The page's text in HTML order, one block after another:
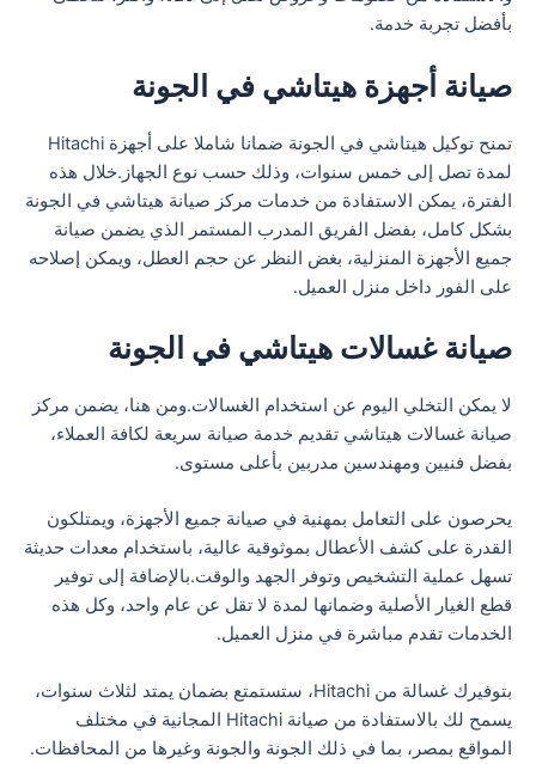
بأفضل تجربة خدمة.
صيانة أجهزة هيتاشي في الجونة
تمنح توكيل هيتاشي في الجونة ضمانا شاملا على أجهزة Hitachi
لمدة تصل إلى خمس سنوات، وذلك حسب نوع الجهاز.خلال هذه
الفترة، يمكن الاستفادة من خدمات مركز صيانة هيتاشي في الجونة
بشكل كامل، بفضل الفريق المدرب المستمر الذي يضمن صيانة
جميع الأجهزة المنزلية، بغض النظر عن حجم العطل، ويمكن إصلاحه
على الفور داخل منزل العميل.
صيانة غسالات هيتاشي في الجونة
لا يمكن التخلي اليوم عن استخدام الغسالات.ومن هنا، يضمن مركز
صيانة غسالات هيتاشي تقديم خدمة صيانة سريعة لكافة العملاء،
بفضل فنيين ومهندسين مدربين بأعلى مستوى.
يحرصون على التعامل بمهنية في صيانة جميع الأجهزة، ويمتلكون
القدرة على كشف الأعطال بموثوقية عالية، باستخدام معدات حديثة
تسهل عملية التشخيص وتوفر الجهد والوقت.بالإضافة إلى توفير
قطع الغيار الأصلية وضمانها لمدة لا تقل عن عام واحد، وكل هذه
الخدمات تقدم مباشرة في منزل العميل.
بتوفيرك غسالة من Hitachi، ستستمتع بضمان يمتد لثلاث سنوات،
يسمح لك بالاستفادة من صيانة Hitachi المجانية في مختلف
المواقع بمصر، بما في ذلك الجونة والجونة وغيرها من المحافظات.